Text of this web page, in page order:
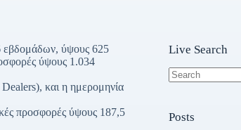
εβδομάδων, ύψους 625
ύψους 1.034
και η ημερομηνία
προσφορές ύψους 187,5
Live Search
Posts